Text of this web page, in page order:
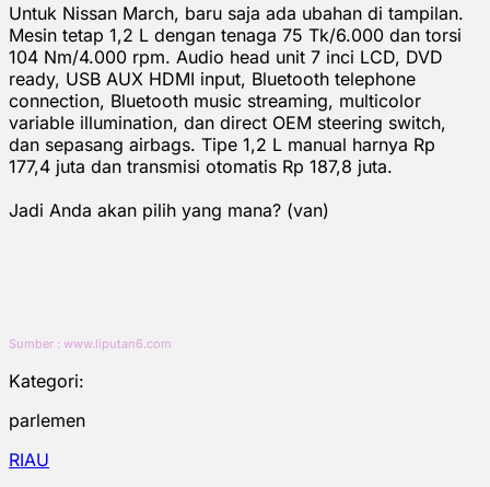
Untuk Nissan March, baru saja ada ubahan di tampilan.
Mesin tetap 1,2 L dengan tenaga 75 Tk/6.000 dan torsi
104 Nm/4.000 rpm. Audio head unit 7 inci LCD, DVD
ready, USB AUX HDMI input, Bluetooth telephone
connection, Bluetooth music streaming, multicolor
variable illumination, dan direct OEM steering switch,
dan sepasang airbags. Tipe 1,2 L manual harnya Rp
177,4 juta dan transmisi otomatis Rp 187,8 juta.
Jadi Anda akan pilih yang mana? (van)
Sumber : www.liputan6.com
Kategori:
parlemen
RIAU